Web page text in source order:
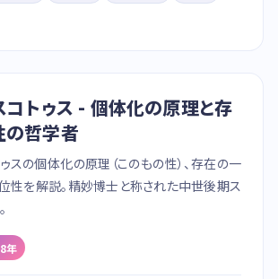
コトゥス - 個体化の原理と存
哲学者
ゥスの個体化の原理（このもの性）、存在の一
性を解説。精妙博士と称された中世後期ス
年